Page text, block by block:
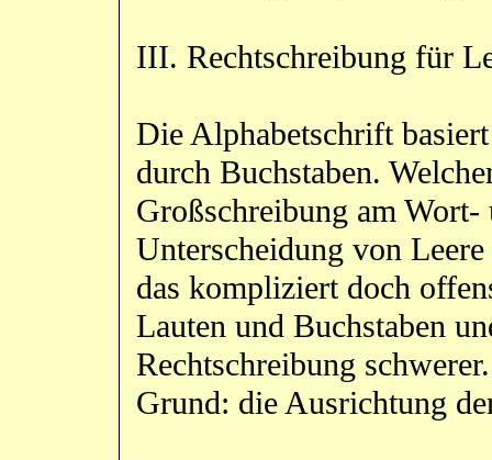
III. Rechtschreibung für
Die Alphabetschrift
durch Buchstaben.
Großschreibung am Wort-
Unterscheidung von
das kompliziert doch
Lauten und Buchstaben
Rechtschreibung
Grund: die Ausrichtung